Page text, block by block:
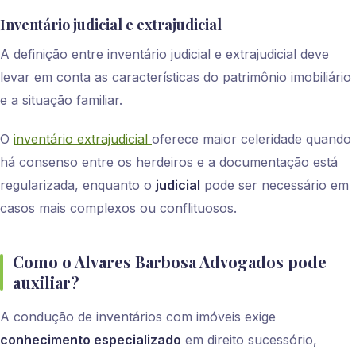
Inventário judicial e extrajudicial
A definição entre inventário judicial e extrajudicial deve
levar em conta as características do patrimônio imobiliário
e a situação familiar.
O inventário extrajudicial oferece maior celeridade quando
há consenso entre os herdeiros e a documentação está
regularizada, enquanto o judicial pode ser necessário em
casos mais complexos ou conflituosos.
Como o Alvares Barbosa Advogados pode
auxiliar?
A condução de inventários com imóveis exige
conhecimento especializado em direito sucessório,